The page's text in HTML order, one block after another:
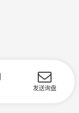
发送询盘